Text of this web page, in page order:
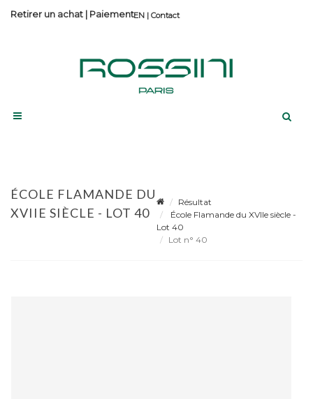
Contact
Retirer un achat | Paiement
ÉCOLE FLAMANDE DU
XVIIE SIÈCLE - LOT 40
Résultat
École Flamande du XVIIe siècle -
Lot 40
Lot n° 40